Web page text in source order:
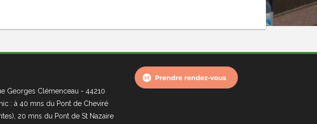
Georges Clémenceau - 44210
: à 40 mns du Pont de Cheviré
20 mns du Pont de St Nazaire